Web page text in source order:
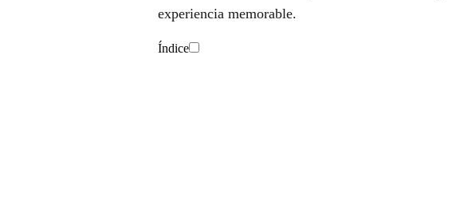
experiencia memorable.
Índice